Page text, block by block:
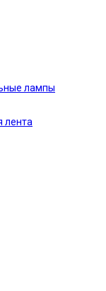
лампы
лента